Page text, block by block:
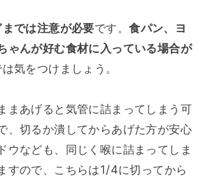
では注意が必要です。食パン、ヨ
ゃんが好む食材に入っている場合が
気をつけましょう。
まあげると気管に詰まってしまう可
、切るか潰してからあげた方が安心
ウなども、同じく喉に詰まってしま
すので、こちらは1/4に切ってから